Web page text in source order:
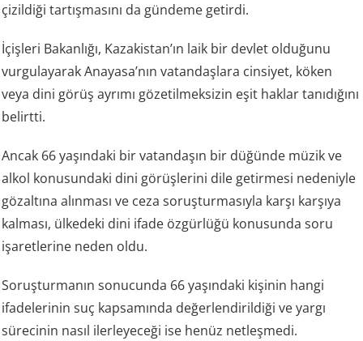
çizildiği tartışmasını da gündeme getirdi.
İçişleri Bakanlığı, Kazakistan’ın laik bir devlet olduğunu
vurgulayarak Anayasa’nın vatandaşlara cinsiyet, köken
veya dini görüş ayrımı gözetilmeksizin eşit haklar tanıdığını
belirtti.
Ancak 66 yaşındaki bir vatandaşın bir düğünde müzik ve
alkol konusundaki dini görüşlerini dile getirmesi nedeniyle
gözaltına alınması ve ceza soruşturmasıyla karşı karşıya
kalması, ülkedeki dini ifade özgürlüğü konusunda soru
işaretlerine neden oldu.
Soruşturmanın sonucunda 66 yaşındaki kişinin hangi
ifadelerinin suç kapsamında değerlendirildiği ve yargı
sürecinin nasıl ilerleyeceği ise henüz netleşmedi.